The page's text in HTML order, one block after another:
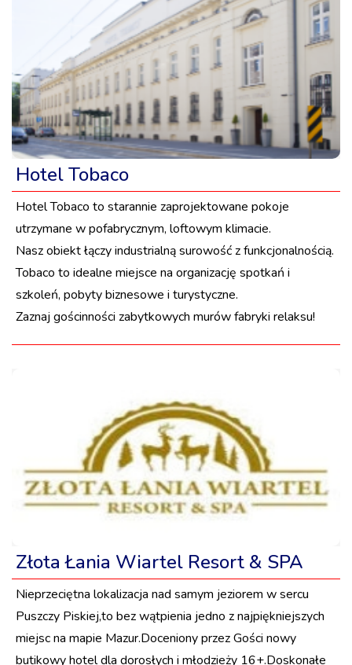
Hotel Tobaco
Hotel Tobaco to starannie zaprojektowane pokoje
utrzymane w pofabrycznym, loftowym klimacie.
Nasz obiekt łączy industrialną surowość z funkcjonalnością.
Tobaco to idealne miejsce na organizację spotkań i
szkoleń, pobyty biznesowe i turystyczne.
Zaznaj gościnności zabytkowych murów fabryki relaksu!
Złota Łania Wiartel Resort & SPA
Nieprzeciętna lokalizacja nad samym jeziorem w sercu
Puszczy Piskiej,to bez wątpienia jedno z najpiękniejszych
miejsc na mapie Mazur.Doceniony przez Gości nowy
butikowy hotel dla dorosłych i młodzieży 16+.Doskonałe